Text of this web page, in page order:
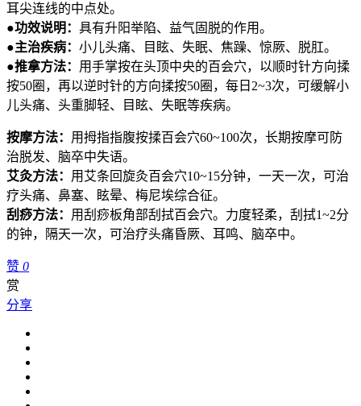
耳尖连线的中点处。
●功效说明： 具有升阳举陷、益气固脱的作用。
●主治疾病： 小儿头痛、目眩、失眠、焦躁、惊厥、脱肛。
●推拿方法： 用手掌按在头顶中央的百会穴，以顺时针方向揉
按50圈，再以逆时针的方向揉按50圈，每日2~3次，可缓解小
儿头痛、头重脚轻、目眩、失眠等疾病。
按摩方法： 用拇指指腹按揉百会穴60~100次，长期按摩可防
治脱发、脑卒中失语。
艾灸方法： 用艾条回旋灸百会穴10~15分钟，一天一次，可治
疗头痛、鼻塞、眩晕、梅尼埃综合征。
刮痧方法： 用刮痧板角部刮拭百会穴。力度轻柔，刮拭1~2分
的钟，隔天一次，可治疗头痛昏厥、耳鸣、脑卒中。
赞 0
赏
分享